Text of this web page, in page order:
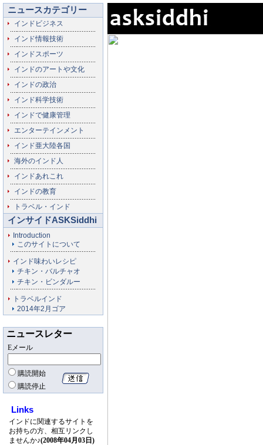
ニュースカテゴリー
インドビジネス
インド情報技術
インドスポーツ
インドのアートや文化
インドの政治
インド科学技術
インドで健康管理
エンターテインメント
インド亜大陸各国
海外のインド人
インドあれこれ
インドの教育
トラベル・インド
インサイドASKSiddhi
Introduction
このサイトについて
インド味わいレシピ
チキン・バルチャオ
チキン・ビンダルー
トラベルインド
2014年2月ゴア
ニュースレター
Eメール
購読開始
購読停止
Links
インドに関連するサイトを
お持ちの方、相互リンクし
ませんか♪(2008年04月03日)